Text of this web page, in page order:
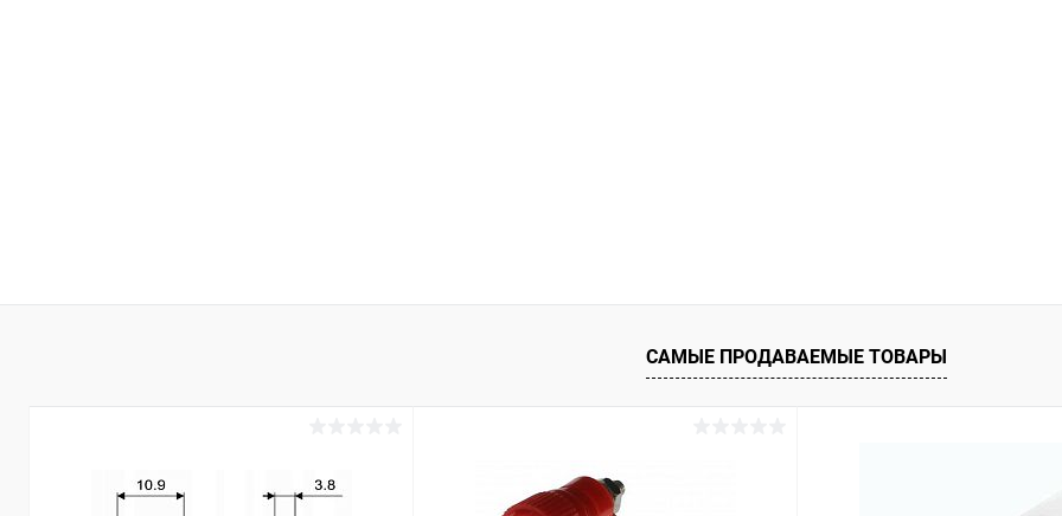
САМЫЕ ПРОДАВАЕМЫЕ ТОВАРЫ